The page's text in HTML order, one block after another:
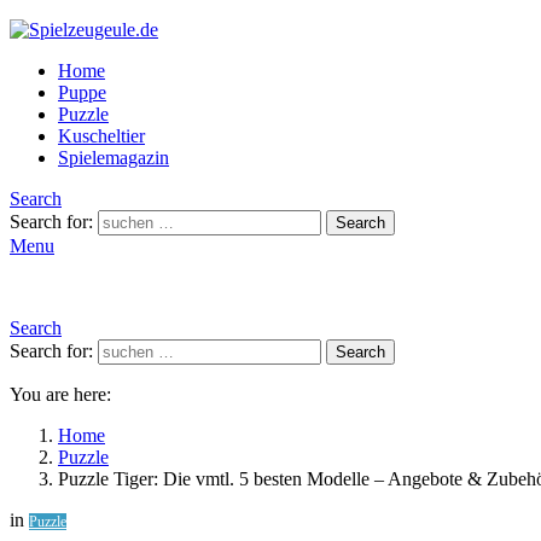
Home
Puppe
Puzzle
Kuscheltier
Spielemagazin
Search
Search for:
Search
Menu
Search
Search for:
Search
You are here:
Home
Puzzle
Puzzle Tiger: Die vmtl. 5 besten Modelle – Angebote &
in Puzzle